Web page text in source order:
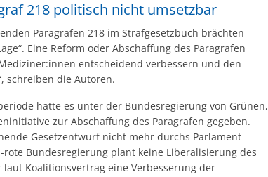
218 politisch nicht umsetzbar
Paragrafen 218 im Strafgesetzbuch brächten
Eine Reform oder Abschaffung des Paragrafen
entscheidend verbessern und den
schreiben die Autoren.
hatte es unter der Bundesregierung von Grünen,
zur Abschaffung des Paragrafen gegeben.
Gesetzentwurf nicht mehr durchs Parlament
rote Bundesregierung plant keine Liberalisierung des
Koalitionsvertrag eine Verbesserung der